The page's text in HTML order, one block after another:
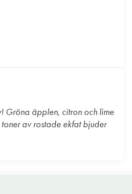
Gröna äpplen, citron och lime
av rostade ekfat bjuder